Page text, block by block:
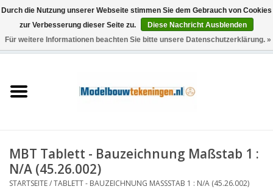
0 Artikel - €0,00
Schiffe
Holzbau
MBT Tablett - Bauzeichnung Maßstab 1 :
N/A (45.26.002)
STARTSEITE/TABLETT - BAUZEICHNUNG MASSSTAB 1 : N/A (45.26.002)
Durch die Nutzung unserer Webseite stimmen Sie dem Gebrauch von Cookies
zur Verbesserung dieser Seite zu.
Diese Nachricht Ausblenden
Für weitere Informationen beachten Sie bitte unsere Datenschutzerklärung. »